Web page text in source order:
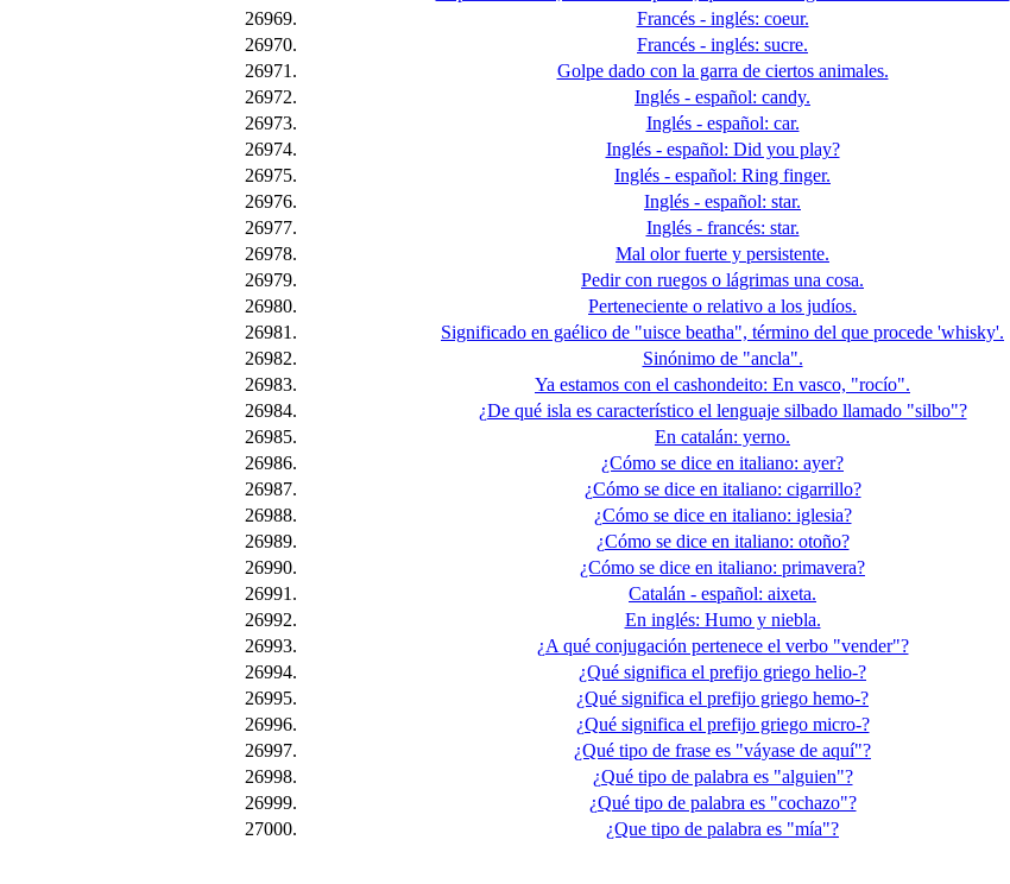
26969.
Francés - inglés: coeur.
26970.
Francés - inglés: sucre.
26971.
Golpe dado con la garra de ciertos animales.
26972.
Inglés - español: candy.
26973.
Inglés - español: car.
26974.
Inglés - español: Did you play?
26975.
Inglés - español: Ring finger.
26976.
Inglés - español: star.
26977.
Inglés - francés: star.
26978.
Mal olor fuerte y persistente.
26979.
Pedir con ruegos o lágrimas una cosa.
26980.
Perteneciente o relativo a los judíos.
26981.
Significado en gaélico de "uisce beatha", término del que procede 'whisky'.
26982.
Sinónimo de "ancla".
26983.
Ya estamos con el cashondeito: En vasco, "rocío".
26984.
¿De qué isla es característico el lenguaje silbado llamado "silbo"?
26985.
En catalán: yerno.
26986.
¿Cómo se dice en italiano: ayer?
26987.
¿Cómo se dice en italiano: cigarrillo?
26988.
¿Cómo se dice en italiano: iglesia?
26989.
¿Cómo se dice en italiano: otoño?
26990.
¿Cómo se dice en italiano: primavera?
26991.
Catalán - español: aixeta.
26992.
En inglés: Humo y niebla.
26993.
¿A qué conjugación pertenece el verbo "vender"?
26994.
¿Qué significa el prefijo griego helio-?
26995.
¿Qué significa el prefijo griego hemo-?
26996.
¿Qué significa el prefijo griego micro-?
26997.
¿Qué tipo de frase es "váyase de aquí"?
26998.
¿Qué tipo de palabra es "alguien"?
26999.
¿Qué tipo de palabra es "cochazo"?
27000.
¿Que tipo de palabra es "mía"?